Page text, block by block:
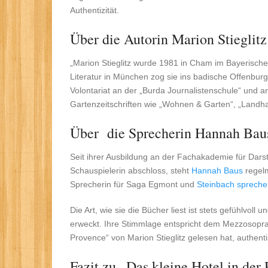
Authentizität.
Über die Autorin Marion Stieglitz
„Marion Stieglitz wurde 1981 in Cham im
Literatur in München zog sie ins badische
Volontariat an der „Burda Journalistenschule“ und
Gartenzeitschriften wie „Wohnen & Garten“,
Über die Sprecherin Hannah
Seit ihrer Ausbildung an der Fachakademie für
Schauspielerin abschloss, steht Hannah Baus
Sprecherin für Saga Egmont und Steinbach
Die Art, wie sie die Bücher liest ist stets gefühlvoll
erweckt. Ihre Stimmlage entspricht dem
Provence“ von Marion Stieglitz gelesen hat,